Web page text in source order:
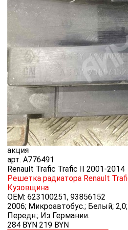
акция
арт. A776491
Renault Trafic Trafic II 2001-2014
Решетка радиатора Renault
Кузовщина
OEM: 623100251, 93856152
2006; Микроавтобус.; Белый;
Передн.; Из Германии.
284 BYN 219 BYN